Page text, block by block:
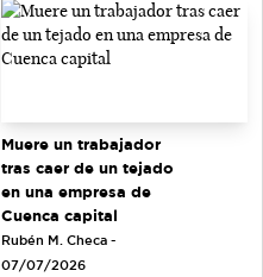
Muere un trabajador
tras caer de un tejado
en una empresa de
Cuenca capital
Rubén M. Checa -
07/07/2026